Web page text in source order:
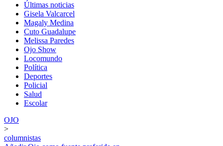
Últimas noticias
Gisela Valcarcel
Magaly Medina
Cuto Guadalupe
Melissa Paredes
Ojo Show
Locomundo
Política
Deportes
Policial
Salud
Escolar
OJO
>
columnistas